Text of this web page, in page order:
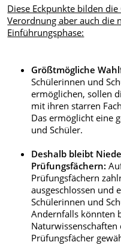
Diese Eckpunkte bilden
Verordnung aber auch die
Einführungsphase:
Größtmögliche
Schülerinnen und
ermöglichen, sollen
mit ihren starren
Das ermöglicht eine
und Schüler.
Deshalb bleibt
Prüfungsfächern:
Prüfungsfächern
ausgeschlossen und
Schülerinnen und
Andernfalls könnten
Prüfungsfächer